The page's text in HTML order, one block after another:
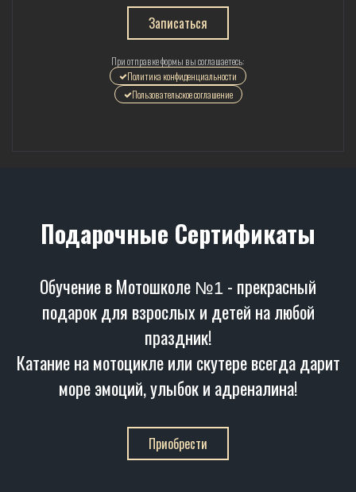
Записаться
При отправке формы вы соглашаетесь:
Политика конфиденциальности
Пользовательское соглашение
Подарочные Сертификаты
Обучение в Мотошколе №1 - прекрасный
подарок для взрослых и детей на любой
праздник!
Катание на мотоцикле или скутере всегда дарит
море эмоций, улыбок и адреналина!
Приобрести